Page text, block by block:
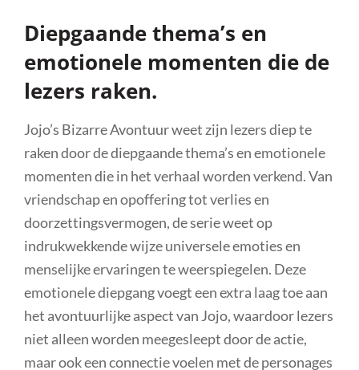
Diepgaande thema’s en
emotionele momenten die de
lezers raken.
Jojo’s Bizarre Avontuur weet zijn lezers diep te
raken door de diepgaande thema’s en emotionele
momenten die in het verhaal worden verkend. Van
vriendschap en opoffering tot verlies en
doorzettingsvermogen, de serie weet op
indrukwekkende wijze universele emoties en
menselijke ervaringen te weerspiegelen. Deze
emotionele diepgang voegt een extra laag toe aan
het avontuurlijke aspect van Jojo, waardoor lezers
niet alleen worden meegesleept door de actie,
maar ook een connectie voelen met de personages